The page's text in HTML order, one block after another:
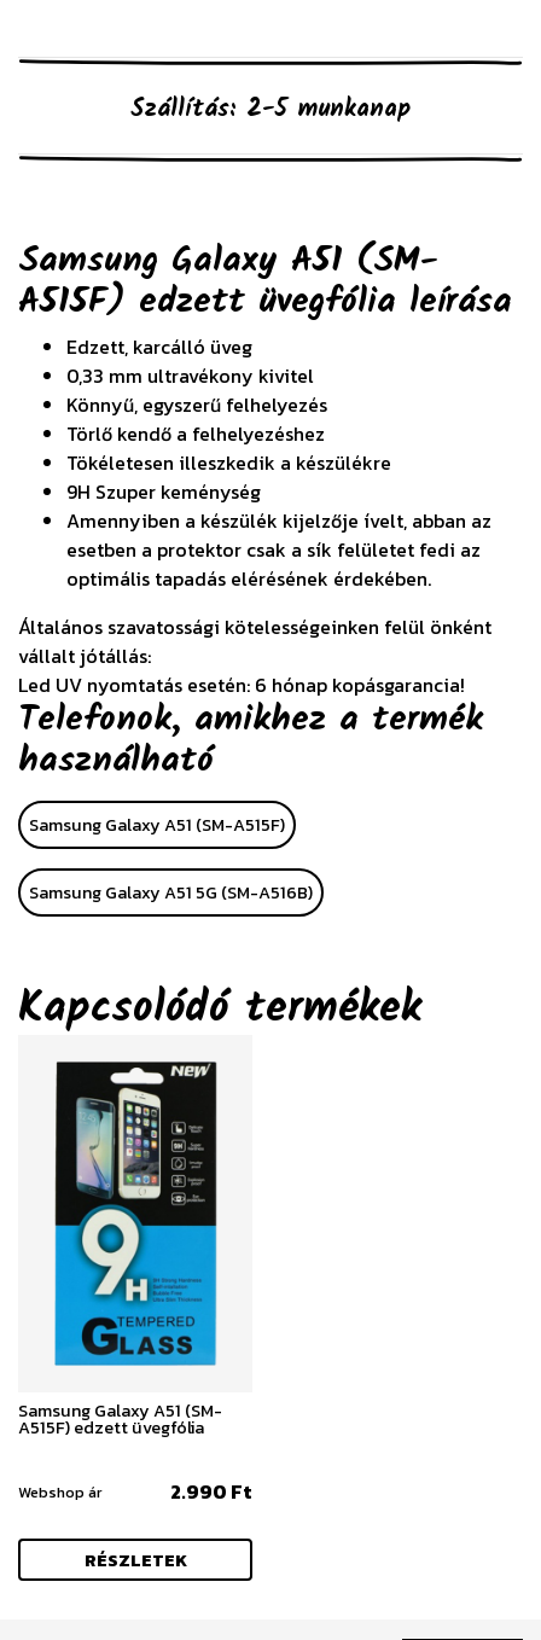
Szállítás: 2-5 munkanap
Samsung Galaxy A51 (SM-
A515F) edzett üvegfólia leírása
Edzett, karcálló üveg
0,33 mm ultravékony kivitel
Könnyű, egyszerű felhelyezés
Törlő kendő a felhelyezéshez
Tökéletesen illeszkedik a készülékre
9H Szuper keménység
Amennyiben a készülék kijelzője ívelt, abban az
esetben a protektor csak a sík felületet fedi az
optimális tapadás elérésének érdekében.
Általános szavatossági kötelességeinken felül önként
vállalt jótállás:
Led UV nyomtatás esetén: 6 hónap kopásgarancia!
Telefonok, amikhez a termék
használható
Samsung Galaxy A51 (SM-A515F)
Samsung Galaxy A51 5G (SM-A516B)
Kapcsolódó termékek
Samsung Galaxy A51 (SM-
A515F) edzett üvegfólia
Webshop ár 2.990 Ft
RÉSZLETEK